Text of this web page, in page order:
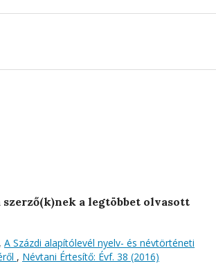
szerző(k)nek a legtöbbet olvasott
A Százdi alapítólevél nyelv- és névtörténeti
, Névtani Értesítő: Évf. 38 (2016)